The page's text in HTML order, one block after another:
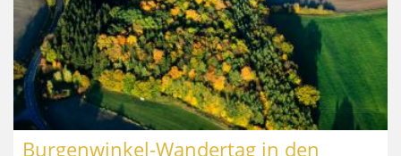
Burgenwinkel-Wandertag in den